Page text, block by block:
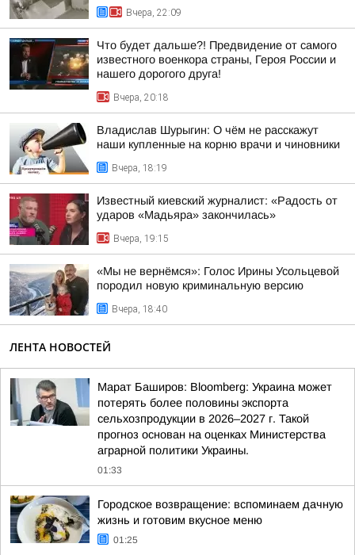
Вчера, 22:09
Что будет дальше?! Предвидение от самого
известного военкора страны, Героя России и
нашего дорогого друга!
Вчера, 20:18
Владислав Шурыгин: О чём не расскажут
наши купленные на корню врачи и чиновники
Вчера, 18:19
Известный киевский журналист: «Радость от
ударов «Мадьяра» закончилась»
Вчера, 19:15
«Мы не вернёмся»: Голос Ирины Усольцевой
породил новую криминальную версию
Вчера, 18:40
ЛЕНТА НОВОСТЕЙ
Марат Баширов: Bloomberg: Украина может
потерять более половины экспорта
сельхозпродукции в 2026–2027 г. Такой
прогноз основан на оценках Министерства
аграрной политики Украины.
01:33
Городское возвращение: вспоминаем дачную
жизнь и готовим вкусное меню
01:25